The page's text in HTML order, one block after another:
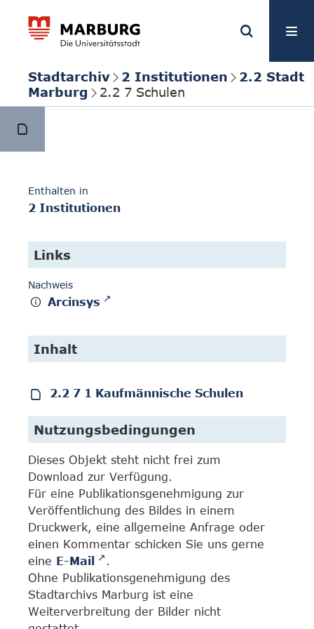
Stadtarchiv 2 Institutionen
2.2 Stadt
Marburg
2.2 7 Schulen
Enthalten in
2 Institutionen
Links
Nachweis
Arcinsys
Inhalt
2.2 7 1 Kaufmännische Schulen
Nutzungsbedingungen
Dieses Objekt steht nicht frei zum
Download zur Verfügung.
Für eine Publikationsgenehmigung zur
Veröffentlichung des Bildes in einem
Druckwerk, eine allgemeine Anfrage oder
einen Kommentar schicken Sie uns gerne
eine E-Mail
.
Ohne Publikationsgenehmigung des
Stadtarchivs Marburg ist eine
Weiterverbreitung der Bilder nicht